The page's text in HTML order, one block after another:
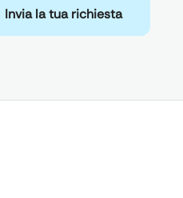
Invia la tua richiesta